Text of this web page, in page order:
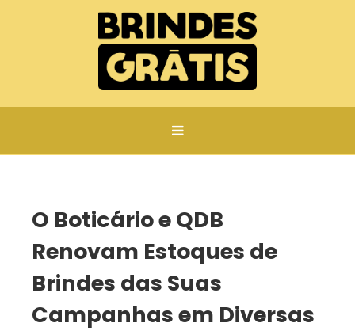
O Boticário e QDB
Renovam Estoques de
Brindes das Suas
Campanhas em Diversas